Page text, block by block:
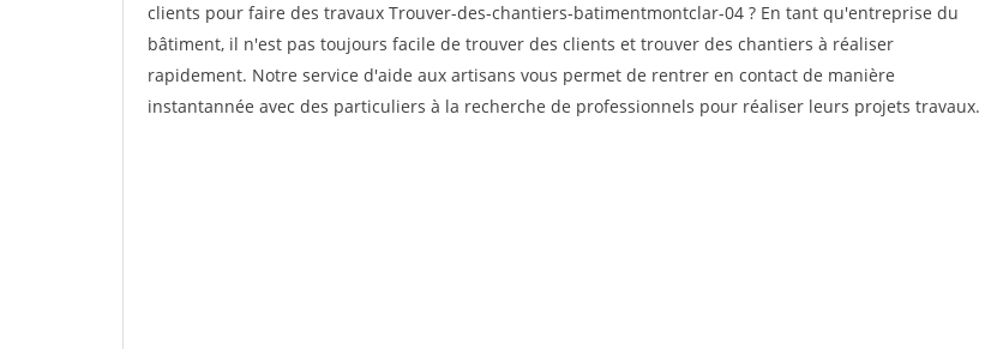
clients pour faire des travaux Trouver-des-chantiers-batimentmontclar-04 ? En tant qu'entreprise du
bâtiment, il n'est pas toujours facile de trouver des clients et trouver des chantiers à réaliser
rapidement. Notre service d'aide aux artisans vous permet de rentrer en contact de manière
instantannée avec des particuliers à la recherche de professionnels pour réaliser leurs projets travaux.